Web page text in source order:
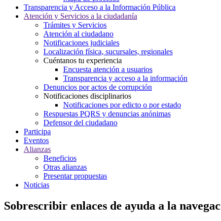
Transparencia y Acceso a la Información Pública
Atención y Servicios a la ciudadanía
Trámites y Servicios
Atención al ciudadano
Notificaciones judiciales
Localización física, sucursales, regionales
Cuéntanos tu experiencia
Encuesta atención a usuarios
Transparencia y acceso a la información
Denuncios por actos de corrupción
Notificaciones disciplinarios
Notificaciones por edicto o por estado
Respuestas PQRS y denuncias anónimas
Defensor del ciudadano
Participa
Eventos
Alianzas
Beneficios
Otras alianzas
Presentar propuestas
Noticias
Sobrescribir enlaces de ayuda a la